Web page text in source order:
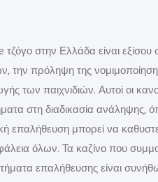
στην Ελλάδα είναι εξίσου
την πρόληψη της
των παιχνιδιών. Αυτοί οι
στη διαδικασία ανάληψης,
επαλήθευση μπορεί να
όλων. Τα καζίνο που
επαλήθευσης είναι